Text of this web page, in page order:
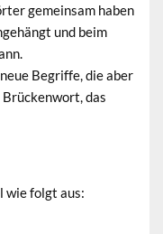
gemeinsam haben
und beim
Begriffe, die aber
Brückenwort, das
wie folgt aus: